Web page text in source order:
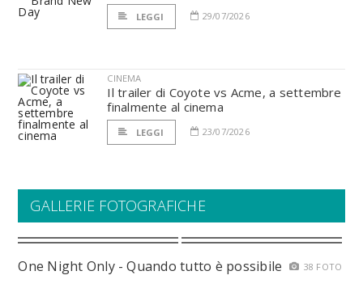
LEGGI 29/07/2026
CINEMA
Il trailer di Coyote vs Acme, a settembre
finalmente al cinema
LEGGI 23/07/2026
GALLERIE FOTOGRAFICHE
One Night Only - Quando tutto è possibile 38 FOTO